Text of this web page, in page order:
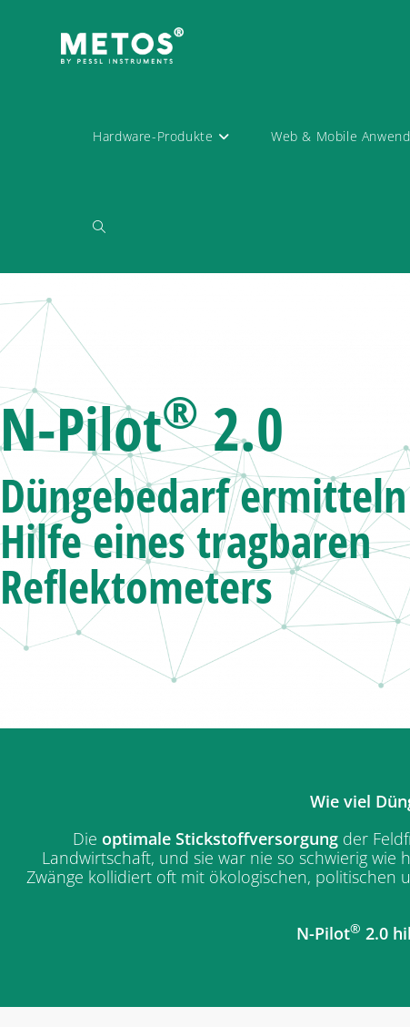
Hardware-Produkte Web & Mobile
N-Pilot®2.0
Düngebedarf
Hilfe eines tragbaren
Reflektometers
Wie viel
Die optimale Stickstoffversorgungder
Landwirtschaft, und sie war nie so schwierig
Zwänge kollidiert oft mit ökologischen, politischen
N-Pilot® 2.0